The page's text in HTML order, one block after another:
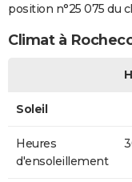
position n°25 075 du
Climat à
Soleil
Heures
d'ensoleillement